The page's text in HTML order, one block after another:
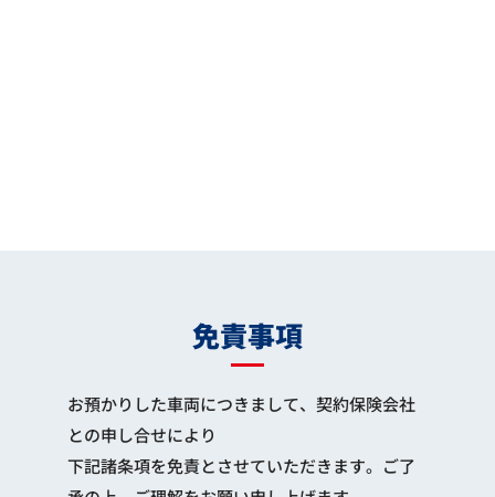
免責事項
お預かりした車両につきまして、契約保険会社
との申し合せにより
下記諸条項を免責とさせていただきます。ご了